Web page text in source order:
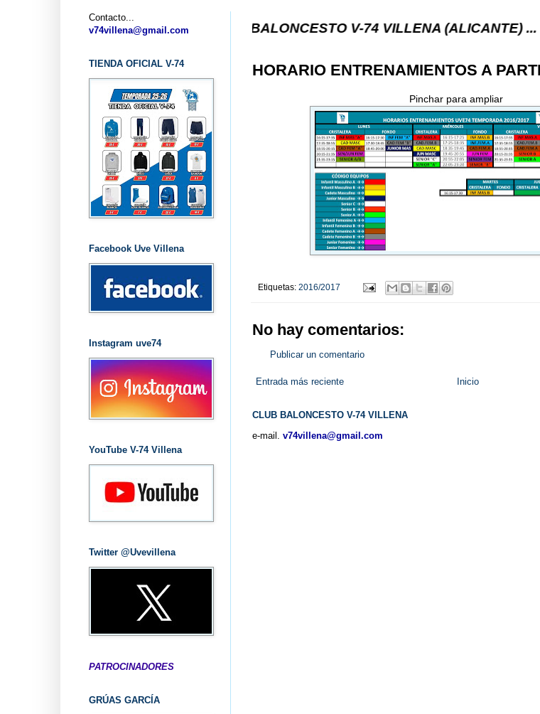
... CLUB BALONCESTO V-74 VILLENA (ALICANTE) ... V-74
HORARIO ENTRENAMIENTOS A
Pinchar para ampliar
Etiquetas: 2016/2017
No hay comentarios:
Publicar un comentario
Entrada más reciente Inicio
CLUB BALONCESTO V-74 VILLENA
e-mail. v74villena@gmail.com
Contacto...
v74villena@gmail.com
TIENDA OFICIAL V-74
Facebook Uve Villena
Instagram uve74
YouTube V-74 Villena
Twitter @Uvevillena
PATROCINADORES
GRÚAS GARCÍA